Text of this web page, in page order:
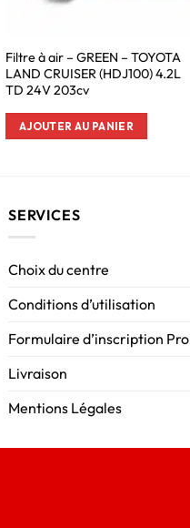
Filtre à air – GREEN – TOYOTA
LAND CRUISER (HDJ100) 4.2L
TD 24V 203cv
AJOUTER AU PANIER
SERVICES
Choix du centre
Conditions d’utilisation
Formulaire d’inscription Pro
Livraison
Mentions Légales